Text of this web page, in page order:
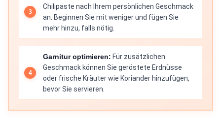
Chilipaste nach Ihrem persönlichen Geschmack
an. Beginnen Sie mit weniger und fügen Sie
mehr hinzu, falls nötig.
Garnitur optimieren: Für zusätzlichen
Geschmack können Sie geröstete Erdnüsse
oder frische Kräuter wie Koriander hinzufügen,
bevor Sie servieren.